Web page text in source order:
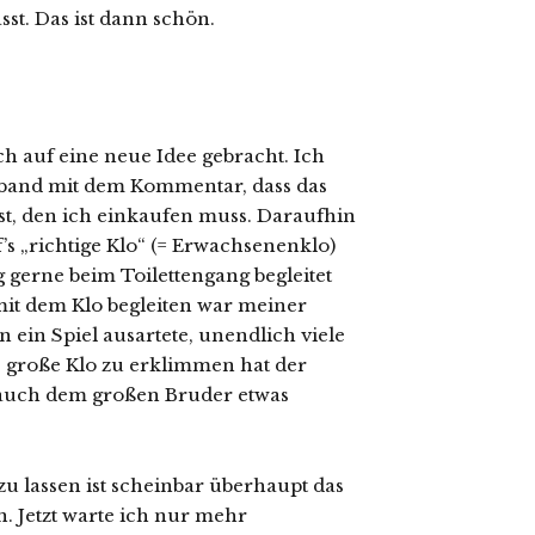
Das ist dann schön.
auf eine neue Idee gebracht. Ich
mit dem Kommentar, dass das
den ich einkaufen muss. Daraufhin
„richtige Klo“ (= Erwachsenenklo)
gerne beim Toilettengang begleitet
dem Klo begleiten war meiner
ein Spiel ausartete, unendlich viele
große Klo zu erklimmen hat der
dem großen Bruder etwas
lassen ist scheinbar überhaupt das
Jetzt warte ich nur mehr